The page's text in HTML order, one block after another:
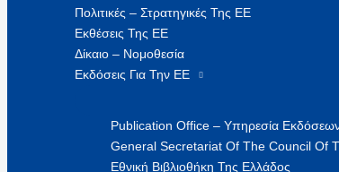
Πολιτικές – Στρατηγικές Της ΕΕ
Εκθέσεις Της ΕΕ
Δίκαιο – Νομοθεσία
Εκδόσεις Για Την ΕΕ
Publication Office – Υπηρεσία
General Secretariat Of The Council Of
Εθνική Βιβλιοθήκη Της Ελλάδος